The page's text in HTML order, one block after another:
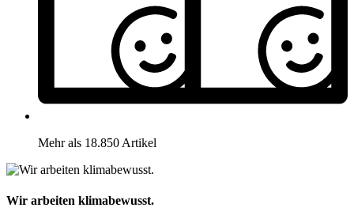
Mehr als 18.850 Artikel
Wir arbeiten klimabewusst.